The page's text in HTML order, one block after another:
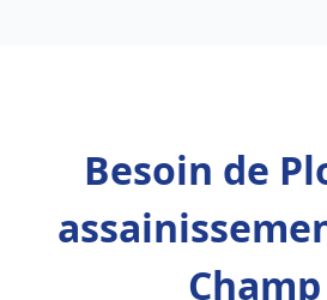
Besoin de
Champ